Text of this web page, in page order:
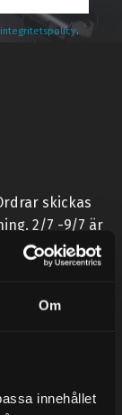
Om
innehållet
integritetspolicy.
skickas
2/7 -9/7 är